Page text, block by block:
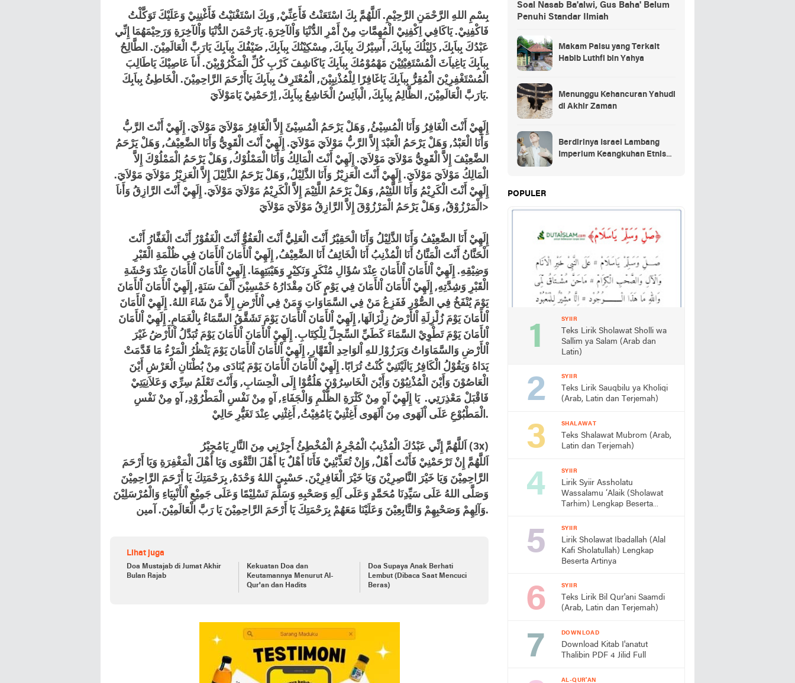
بِسْمِ اللهِ الرَّحْمَنِ الرَّحِيْمِ. اَللَّهُمَّ بِكَ اسْتَعَنْتُ فَأَعِنِّيْ, وَبِكَ اسْتَغْنَيْتُ فَأَغْنِنِيْ وَعَلَيْكَ تَوَكَّلْتُ
فَاكْفِنِيْ. يَاكَافِي اِكْفِنِيْ الْمُهِمَّاتِ مِنْ أَمْرِ الدُّنْيَا وَاْلآخِرَةِ. يَارَحْمَنَ الدُّنْيَا وَاْلآخِرَةِ وَرَحِيْمَهُمَا إِنِّي
عَبْدُكَ بِباَبِكَ, ذَلِيْلُكَ بِباَبِكَ, أَسِيْرُكَ بِباَبِكَ, مِسْكِيْنُكَ بِباَبِكَ, ضَيْفُكَ بِباَبِكَ يَارَبَّ الْعَالَمِيْنَ. الطَّالِحُ
بِباَبِكَ يَاغِياَثَ الْمُسْتَغِيْثِيْنَ مَهْمُوْمُكَ بِباَبِكَ يَاكَاشِفَ كَرْبِ كُلِّ الْمَكْرُوْبِيْنَ. أَناَ عَاصِيْكَ يَاطَالِبَ
الْمُسْتَغْفِرِيْنَ الْمُقِرُّ بِباَبِكَ يَاغَافِرًا لِلْمُذْنِبِيْنَ, الْمُعْتَرِفُ بِباَبِكَ يَاأَرْحَمَ الرَّاحِمِيْنَ. الْخَاطِئُ بِباَبِكَ
يَارَبَّ الْعَالَمِيْنَ, الظَّالِمُ بِباَبِكَ, الْباَئِسُ الْخَاشِعُ بِباَبِكَ, اِرْحَمْنِيْ يَامَوْلاَيَ.
إِلَهِيْ أَنْتَ الْغَافِرُ وَأَنَا الْمُسِيْئُ, وَهَلْ يَرْحَمُ الْمُسِيْئَ إِلاَّ الْغَافِرُ مَوْلاَيَ مَوْلاَيَ. إِلَهِيْ أَنْتَ الرَّبُّ
وَأَنَا الْعَبْدُ, وَهَلْ يَرْحَمُ الْعَبْدَ إِلاَّ الرَّبُّ مَوْلاَيَ مَوْلاَيَ. إِلَهِيْ أَنْتَ الْقَوِيُّ وَأَنَا الضَّعِيْفُ, وَهَلْ يَرْحَمُ
الضَّعِيْفَ إِلاَّ الْقَوِيُّ مَوْلاَيَ مَوْلاَيَ. إِلَهِيْ أَنْتَ الْمَالِكُ وَأَنَا الْمَمْلُوْكُ, وَهَلْ يَرْحَمُ الْمَمْلُوْكَ إِلاَّ
الْمَالِكُ مَوْلاَيَ مَوْلاَيَ. إِلَهِيْ أَنْتَ الْعَزِيْزُ وَأَنَا الذَّلِيْلُ, وَهَلْ يَرْحَمُ الذَّلِيْلَ إِلاَّ الْعَزِيْزُ مَوْلاَيَ مَوْلاَيَ.
إِلَهِيْ أَنْتَ الْكَرِيْمُ وَأَنَا اللَّئِيْمُ, وَهَلْ يَرْحَمُ اللَّئِيْمَ إِلاَّ الْكَرِيْمُ مَوْلاَيَ مَوْلاَيَ. إِلَهِيْ أَنْتَ الرَّازِقُ وَأَناَ
الْمَرْزُوْقُ, وَهَلْ يَرْحَمُ الْمَرْزُوْقَ إِلاَّ الرَّازِقُ مَوْلاَيَ مَوْلاَيَ>
إِلَهِيْ أَنَا الضَّعِيْفُ وَأَنَا الذَّلِيْلُ وَأَنَا الْحَقِيْرُ أَنْتَ الْعَلِيُّ أَنْتَ الْعَفُوُّ أَنْتَ الْغَفُوْرُ أَنْتَ الْغَفَّارُ أَنْتَ
الْحَنَّانُ أَنْتَ الْمَنَّانُ أَنَا الْمُذْنِبُ أَنَا الْخَائِفُ أَنَا الضَّعِيْفُ, إِلَهِيْ اْلأَمَانَ اْلأَمَانَ فِي ظُلْمَةِ الْقَبْرِ
وَضِيْقِهِ. إِلَهِيْ اْلأَمَانَ اْلأَمَانَ عِنْدَ سُؤَالِ مُنْكَرٍ وَنَكِيْرٍ وَهَيْبَتِهِمَا. إِلَهِيْ اْلأَمَانَ اْلأَمَانَ عِنْدَ وَحْشَةِ
الْقَبْرِ وَشِدَّتِهِ, إِلَهِيْ اْلأَمَانَ اْلأَمَانَ فِي يَوْمٍ كَانَ مِقْدَارُهُ خَمْسِيْنَ أَلْفَ سَنَةٍ, إِلَهِيْ اْلأَمَانَ اْلأَمَانَ
يَوْمَ يُنْفَخُ فِي الصُّوْرِ فَفَزِعُ مَنْ فِي السَّمَاوَاتِ وَمَنْ فِي اْلأَرْضِ إِلاَّ مَنْ شَاءَ اللهُ. إِلَهِيْ اْلأَمَانَ
اْلأَمَانَ يَوْمَ زُلْزِلَةِ اْلأَرْضُ زِلْزَالَهَا, إِلَهِيْ اْلأَمَانَ اْلأَمَانَ يَوْمَ تَشَقَّقُ السَّمَاءُ بِالْغَمَامِ. إِلَهِيْ اْلأَمَانَ
اْلأَمَانَ يَوْمَ تَطْوِيْ السَّمَاءَ كَطَيِّ السِّجِلِّ لِلْكِتَابِ. إِلَهِيْ اْلأَمَانَ اْلأَمَانَ يَوْمَ تُبَدَّلُ اْلأَرْضُ غَيْرَ
اْلأَرْضِ وَالسَّمَاوَاتُ وَبَرَزُوْا ِللهِ اْلوَاحِدِ الْقَهَّارِ, إِلَهِيْ اْلأَمَانَ اْلأَمَانَ يَوْمَ يَنْظُرُ الْمَرْءُ مَا قَدَّمَتْ
يَدَاهُ وَيَقُوْلُ الْكَافِرُ يَالَيْتَنِيْ كُنْتُ تُرَابًا. إِلَهِيْ اْلأَمَانَ اْلأَمَانَ يَوْمَ يُنَادَى مِنْ بُطْنَانِ الْعَرْشِ أَيْنَ
الْعَاصُوْنَ وَأَيْنَ الْمُذْنِبُوْنَ وَأَيْنَ الْخَاسِرُوْنَ هَلُمُّوْا إِلَى الْحِسَابِ, وَأَنْتَ تَعْلَمُ سِرِّي وَعَلاَنِيَتِيْ
فَاقْبَلْ مَعْذِرَتِي. يَا إِلَهِيْ آهٍ مِنْ كَثْرَةِ الظُّلْمِ وَالْجَفَاءِ, آهٍ مِنْ نَفْسِ الْمَطْرُوْدِ, آهٍ مِنْ نَفْسِ
الْمَطْبُوْعِ عَلَى اْلَهَوى مِنَ اْلَهَوى أَغِثْنِيْ يَامُغِيْثُ, أَغِثْنِي عِنْدَ تَغَيُّرِ حَالِيْ.
اَللَّهُمَّ إِنِّي عَبْدُكَ الْمُذْنِبُ الْمُجْرِمُ الْمُخْطِئُ أَجِرْنِي مِنَ النَّارِ يَامُجِيْرُ (3x)
اَللَّهُمَّ إِنْ تَرْحَمْنِيْ فَأَنْتَ أَهْلٌ, وَإِنْ تُعَذِّبْنِيْ فَأَنَا أَهْلٌ يَا أَهْلَ التَّقْوَى وَيَا أَهْلَ الْمَغْفِرَةِ وَيَا أَرْحَمَ
الرَّاحِمِيْنَ وَيَا خَيْرَ النَّاصِرِيْنَ وَيَا خَيْرَ الْغَافِرِيْنَ. حَسْبِيَ اللهُ وَحْدَهُ, بِرَحْمَتِكَ يَا أَرْحَمَ الرَّاحِمِيْنَ
وَصَلَّى اللهُ عَلَى سَيِّدِنَا مُحَمَّدٍ وَعَلَى آلِهِ وَصَحْبِهِ وَسَلَّمَ تَسْلِيْمًا وَعَلَى جَمِيْعِ اْلأَنْبِيَاءِ وَالْمُرْسَلِيْنَ
وَآلِهِمْ وَصَحْبِهِمْ وَالتَّابِعِيْنَ وَعَلَيْنَا مَعَهُمْ بِرَحْمَتِكَ يَا أَرْحَمَ الرَّاحِمِيْنَ يَا رَبَّ الْعَالَمِيْنَ. آمين.
Lihat juga
Doa Mustajab di Jumat Akhir
Bulan Rajab
Kekuatan Doa dan
Keutamannya Menurut Al-
Qur'an dan Hadits
Doa Supaya Anak Berhati
Lembut (Dibaca Saat Mencuci
Beras)
Soal Nasab Ba'alwi, Gus Baha' Belum
Penuhi Standar Ilmiah
Makam Palsu yang Terkait
Habib Luthfi bin Yahya
Menunggu Kehancuran Yahudi
di Akhir Zaman
Berdirinya Israel Lambang
Imperium Keangkuhan Etnis
POPULER
SYIIR
Teks Lirik Sholawat Sholli wa
Sallim ya Salam (Arab dan
Latin)
SYIIR
Teks Lirik Sauqbilu ya Kholiqi
(Arab, Latin dan Terjemah)
SHALAWAT
Teks Shalawat Mubrom (Arab,
Latin dan Terjemah)
SYIIR
Lirik Syiir Assholatu
Wassalamu ‘Alaik (Sholawat
Tarhim) Lengkap Beserta
SYIIR
Lirik Sholawat Ibadallah (Alal
Kafi Sholatullah) Lengkap
Beserta Artinya
SYIIR
Teks Lirik Bil Qur'ani Saamdi
(Arab, Latin dan Terjemah)
DOWNLOAD
Download Kitab I'anatut
Thalibin PDF 4 Jilid Full
AL-QUR'AN